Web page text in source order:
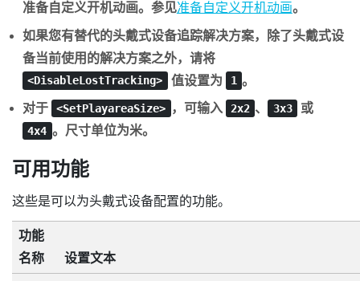
准备自定义开机动画。参见准备自定义开机动画。
如果您有替代的头戴式设备追踪解决方案，除了头戴式设
备当前使用的解决方案之外，请将
<DisableLostTracking> 值设置为 1 。
对于 <SetPlayareaSize> ，可输入 2x2 、 3x3 或
4x4 。尺寸单位为米。
可用功能
这些是可以为头戴式设备配置的功能。
功能
名称
设置文本